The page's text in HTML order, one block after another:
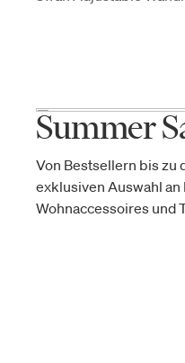
Summer
Von Bestsellern bis zu
exklusiven Auswahl
Wohnaccessoires und